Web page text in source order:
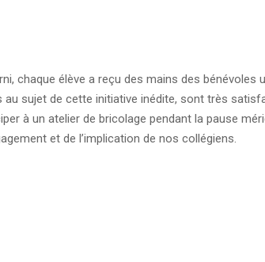
chaque élève a reçu des mains des bénévoles
sujet de cette initiative inédite, sont très
à un atelier de bricolage pendant la pause
et de l’implication de nos collégiens.